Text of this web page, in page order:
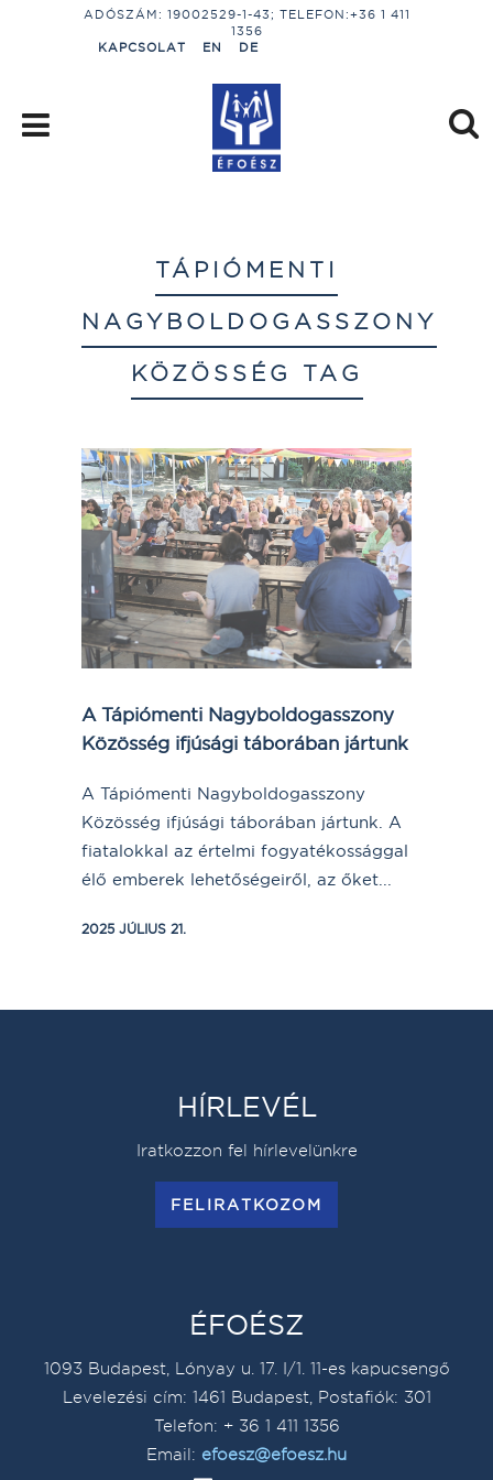
ADÓSZÁM: 19002529-1-43; TELEFON:+36 1 411
1356
KAPCSOLAT
EN DE
TÁPIÓMENTI
NAGYBOLDOGASSZONY
KÖZÖSSÉG TAG
A Tápiómenti Nagyboldogasszony
Közösség ifjúsági táborában jártunk
A Tápiómenti Nagyboldogasszony
Közösség ifjúsági táborában jártunk. A
fiatalokkal az értelmi fogyatékossággal
élő emberek lehetőségeiről, az őket...
2025 JÚLIUS 21.
HÍRLEVÉL
Iratkozzon fel hírlevelünkre
FELIRATKOZOM
ÉFOÉSZ
1093 Budapest, Lónyay u. 17. I/1. 11-es kapucsengő
Levelezési cím: 1461 Budapest, Postafiók: 301
Telefon: + 36 1 411 1356
Email: efoesz@efoesz.hu